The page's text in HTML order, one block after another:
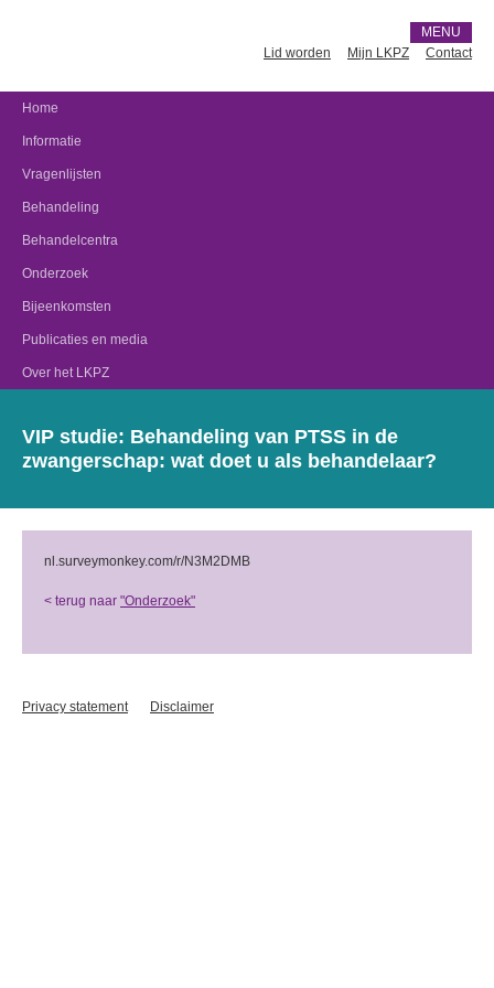
MENU
Lid worden
Mijn LKPZ Contact
Home
Informatie
Vragenlijsten
Behandeling
Behandelcentra
Onderzoek
Bijeenkomsten
Publicaties en media
Over het LKPZ
VIP studie: Behandeling van PTSS in de
zwangerschap: wat doet u als behandelaar?
nl.surveymonkey.com/r/N3M2DMB
< terug naar "Onderzoek"
Privacy statement Disclaimer